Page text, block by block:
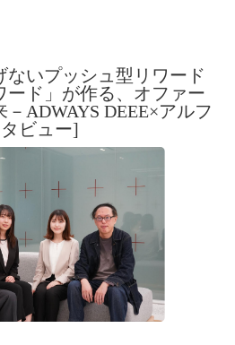
ないプッシュ型リワード
ード」が作る、オファー
ADWAYS DEEE×アルフ
ビュー]